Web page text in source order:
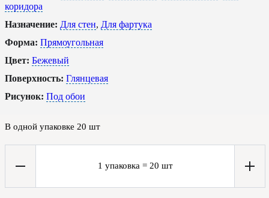
коридора
Назначение: Для стен, Для фартука
Форма: Прямоугольная
Цвет: Бежевый
Поверхность: Глянцевая
Рисунок: Под обои
В одной упаковке 20 шт
1 упаковка = 20 шт